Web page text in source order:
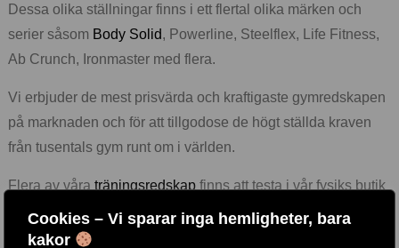
Cookies – Vi sparar inga hemligheter, bara
kakor
Dessa olika ställningar finns i ett flertal olika märken och
serier såsom Body Solid, Powerline, Steelflex, Life Fitness,
Ab Crunch, Ironmaster med flera.
Vi erbjuder de mest prisvärda och kraftigaste gymredskapen
på marknaden och för att tillgodose de högt ställda kraven
från tusentals gym runt om i världen.
Flera av våra träningsredskap finns att testa i vår fysiks butik
i Kungsbacka, Välkomna!